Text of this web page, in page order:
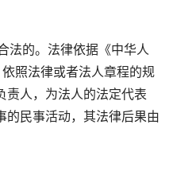
法的。法律依据《中华人
照法律或者法人章程的规
责人，为法人的法定代表
的民事活动，其法律后果由